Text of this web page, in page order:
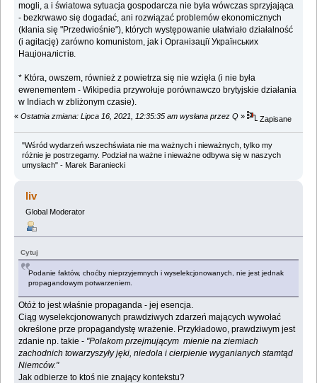
mogli, a i światowa sytuacja gospodarcza nie była wówczas sprzyjająca
- bezkrwawo się dogadać, ani rozwiązać problemów ekonomicznych
(kłania się "Przedwiośnie"), których występowanie ułatwiało działalność
(i agitację) zarówno komunistom, jak i Організації Українських
Націоналістів.
* Która, owszem, również z powietrza się nie wzięła (i nie była
ewenementem - Wikipedia przywołuje porównawczo brytyjskie działania
w Indiach w zbliżonym czasie).
« Ostatnia zmiana: Lipca 16, 2021, 12:35:35 am wysłana przez Q » Zapisane
"Wśród wydarzeń wszechświata nie ma ważnych i nieważnych, tylko my
różnie je postrzegamy. Podział na ważne i nieważne odbywa się w naszych
umysłach" - Marek Baraniecki
liv
Global Moderator
Cytuj
Podanie faktów, choćby nieprzyjemnych i wyselekcjonowanych, nie jest jednak
propagandowym potwarzeniem.
Otóż to jest właśnie propaganda - jej esencja.
Ciąg wyselekcjonowanych prawdziwych zdarzeń mających wywołać
określone prze propagandystę wrażenie. Przykładowo, prawdziwym jest
zdanie np. takie - "Polakom przejmującym mienie na ziemiach
zachodnich towarzyszyły jęki, niedola i cierpienie wyganianych stamtąd
Niemców."
Jak odbierze to ktoś nie znający kontekstu?